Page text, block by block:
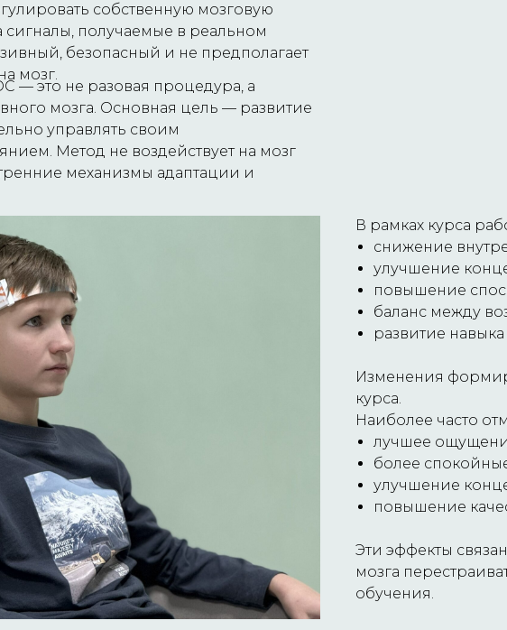
В рамках курса
снижение
улучшение
повышение
баланс между
развитие
Изменения
курса.
Наиболее часто
лучшее
более
улучшение
повышение
Эти эффекты
мозга
обучения.
собственную мозговую
сигналы, получаемые в реальном
безопасный и не предполагает
мозг.
— это не разовая процедура, а
мозга. Основная цель — развитие
управлять своим
Метод не воздействует на мозг
механизмы адаптации и